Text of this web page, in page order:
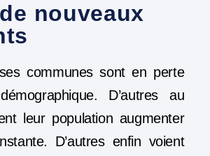
nouveaux
communes sont en perte
D’autres au
leur population augmenter
D’autres enfin voient